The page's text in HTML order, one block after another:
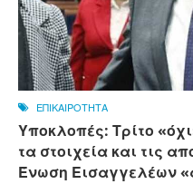
ΕΠΙΚΑΙΡΟΤΗΤΑ
Υποκλοπές: Τρίτο
τα στοιχεία και τις
Ένωση Εισαγγελέων